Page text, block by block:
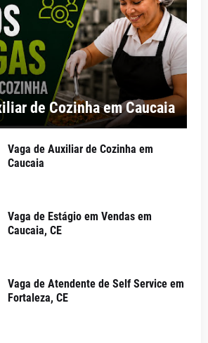
de Cozinha em Caucaia
Vaga de Auxiliar de Cozinha em
Caucaia
Vaga de Estágio em Vendas em
Caucaia, CE
Vaga de Atendente de Self Service em
Fortaleza, CE